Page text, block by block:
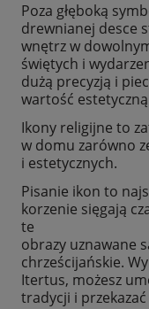
Poza głęboką
drewnianej desce
wnętrz w
świętych i
dużą precyzją i
wartość
Ikony religijne to
w domu zarówno
i estetycznych.
Pisanie ikon to
korzenie sięgają
te
obrazy uznawane
chrześcijańskie.
Itertus, możesz
tradycji i